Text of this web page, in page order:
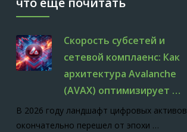
Скорость субсетей и
сетевой комплаенс: Как
архитектура Avalanche
(AVAX) оптимизирует …
В 2026 году ландшафт цифровых активов
окончательно перешел от эпохи …